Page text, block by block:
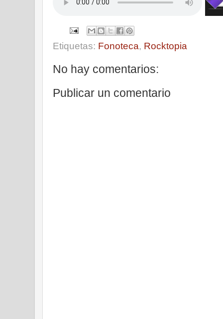
Etiquetas: Fonoteca, Rocktopia
No hay comentarios:
Publicar un comentario